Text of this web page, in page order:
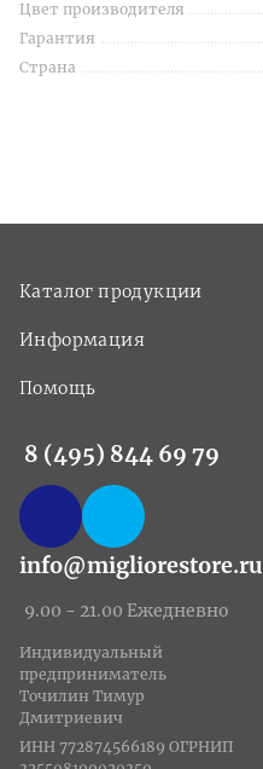
Цвет производителя
Гарантия
Страна
Каталог продукции
Информация
Помощь
8 (495) 844 69 79
info@migliorestore.ru
9.00 - 21.00 Ежедневно
Индивидуальный
предприниматель
Точилин Тимур
Дмитриевич
ИНН 772874566189 ОГРНИП